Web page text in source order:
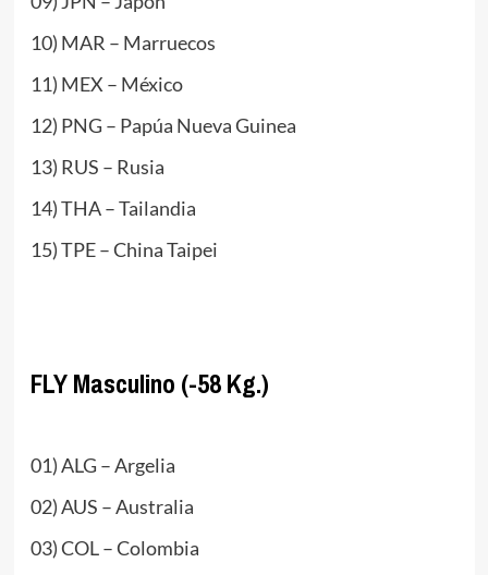
10) MAR – Marruecos
11) MEX – México
12) PNG – Papúa Nueva Guinea
13) RUS – Rusia
14) THA – Tailandia
15) TPE – China Taipei
FLY Masculino (-58 Kg.)
01) ALG – Argelia
02) AUS – Australia
03) COL – Colombia